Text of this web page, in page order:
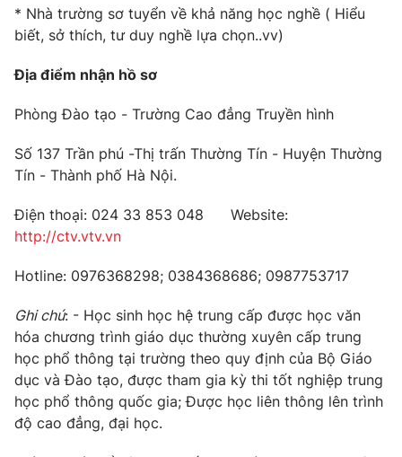
* Nhà trường sơ tuyển về khả năng học nghề ( Hiểu
biết, sở thích, tư duy nghề lựa chọn..vv)
Địa điểm nhận hồ sơ
Phòng Đào tạo - Trường Cao đẳng Truyền hình
Số 137 Trần phú -Thị trấn Thường Tín - Huyện Thường
Tín - Thành phố Hà Nội.
Điện thoại: 024 33 853 048 Website:
http://ctv.vtv.vn
Hotline: 0976368298; 0384368686; 0987753717
Ghi chú: - Học sinh học hệ trung cấp được học văn
hóa chương trình giáo dục thường xuyên cấp trung
học phổ thông tại trường theo quy định của Bộ Giáo
dục và Đào tạo, được tham gia kỳ thi tốt nghiệp trung
học phổ thông quốc gia; Được học liên thông lên trình
độ cao đẳng, đại học.